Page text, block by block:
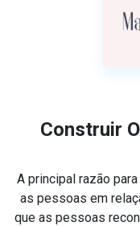
Construir
A principal razão
as pessoas em
que as pessoas